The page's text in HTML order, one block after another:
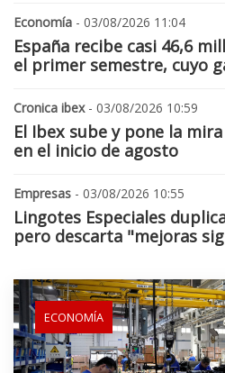
Economía - 03/08/2026 11:04
España recibe casi 46,6
el primer semestre, cuyo
Cronica ibex- 03/08/2026 10:59
El Ibex sube y pone la
en el inicio de agosto
Empresas - 03/08/2026 10:55
Lingotes Especiales
pero descarta "mejoras
ECONOMÍA